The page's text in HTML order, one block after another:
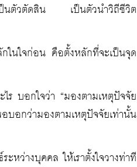
เป็นตัวตัดสิน เป็นตัวนำวิถีชีวิต
นใจก่อน คือตั้งหลักที่จะเป็นจุด
ร บอกใจว่า “มองตามเหตุปัจจัย
อกว่ามองตามเหตุปัจจัยเท่านั้น
หว่างบุคคล ให้เราตั้งใจวางท่าที